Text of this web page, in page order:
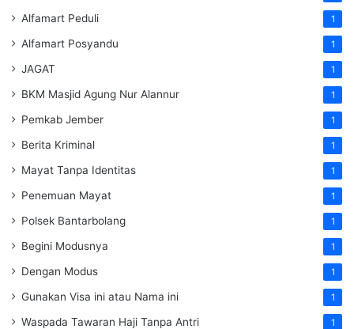
Alfamart Peduli 1
Alfamart Posyandu 1
JAGAT 1
BKM Masjid Agung Nur Alannur 1
Pemkab Jember 1
Berita Kriminal 1
Mayat Tanpa Identitas 1
Penemuan Mayat 1
Polsek Bantarbolang 1
Begini Modusnya 1
Dengan Modus 1
Gunakan Visa ini atau Nama ini 1
Waspada Tawaran Haji Tanpa Antri 1